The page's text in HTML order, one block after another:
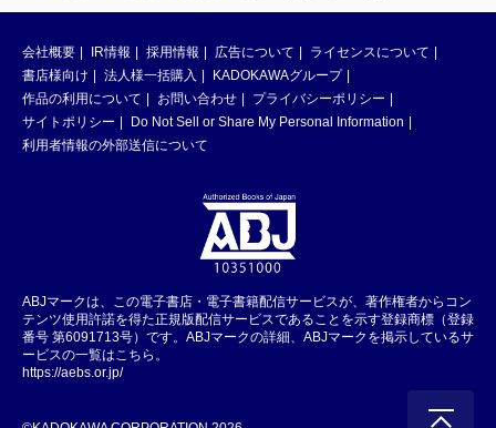
会社概要 IR情報 採用情報 広告について
ライセンスについて
書店様向け
法人様一括購入
KADOKAWAグループ
作品の利用について
お問い合わせ
プライバシーポリシー
サイトポリシー
Do Not Sell or Share My Personal Information
利用者情報の外部送信について
ABJマークは、この電子書店・電子書籍配信サービスが、著作権者からコン
テンツ使用許諾を得た正規版配信サービスであることを示す登録商標（登録
番号 第6091713号）です。ABJマークの詳細、ABJマークを掲示しているサ
ービスの一覧はこちら。
https://aebs.or.jp/